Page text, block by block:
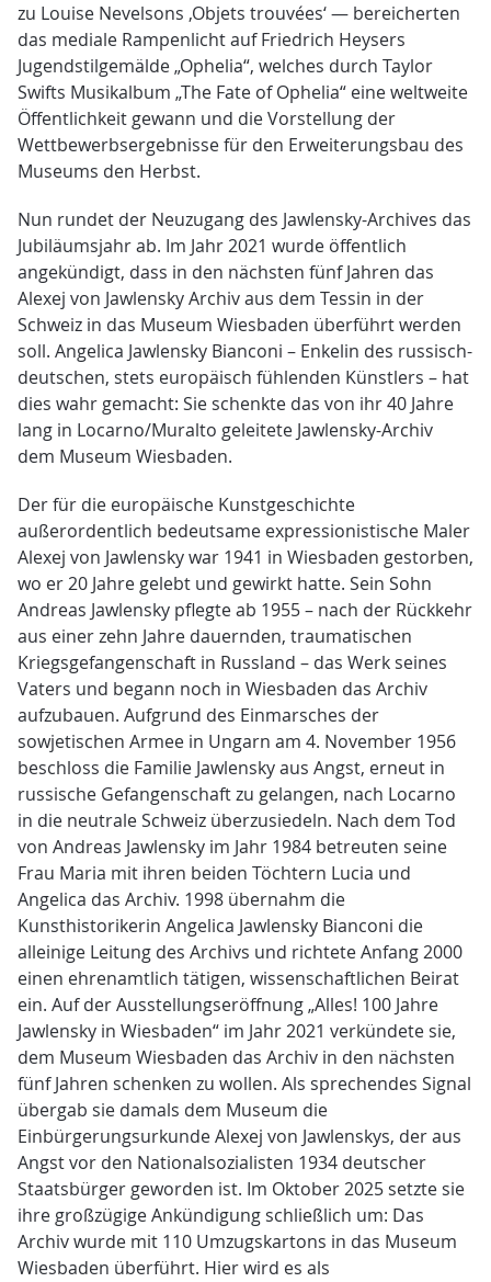
zu Louise Nevelsons ‚Objets trouvées‘ — bereicherten
das mediale Rampenlicht auf Friedrich Heysers
Jugendstilgemälde „Ophelia“, welches durch Taylor
Swifts Musikalbum „The Fate of Ophelia“ eine weltweite
Öffentlichkeit gewann und die Vorstellung der
Wettbewerbsergebnisse für den Erweiterungsbau des
Museums den Herbst.
Nun rundet der Neuzugang des Jawlensky-Archives das
Jubiläumsjahr ab. Im Jahr 2021 wurde öffentlich
angekündigt, dass in den nächsten fünf Jahren das
Alexej von Jawlensky Archiv aus dem Tessin in der
Schweiz in das Museum Wiesbaden überführt werden
soll. Angelica Jawlensky Bianconi – Enkelin des russisch-
deutschen, stets europäisch fühlenden Künstlers – hat
dies wahr gemacht: Sie schenkte das von ihr 40 Jahre
lang in Locarno/Muralto geleitete Jawlensky-Archiv
dem Museum Wiesbaden.
Der für die europäische Kunstgeschichte
außerordentlich bedeutsame expressionistische Maler
Alexej von Jawlensky war 1941 in Wiesbaden gestorben,
wo er 20 Jahre gelebt und gewirkt hatte. Sein Sohn
Andreas Jawlensky pflegte ab 1955 – nach der Rückkehr
aus einer zehn Jahre dauernden, traumatischen
Kriegsgefangenschaft in Russland – das Werk seines
Vaters und begann noch in Wiesbaden das Archiv
aufzubauen. Aufgrund des Einmarsches der
sowjetischen Armee in Ungarn am 4. November 1956
beschloss die Familie Jawlensky aus Angst, erneut in
russische Gefangenschaft zu gelangen, nach Locarno
in die neutrale Schweiz überzusiedeln. Nach dem Tod
von Andreas Jawlensky im Jahr 1984 betreuten seine
Frau Maria mit ihren beiden Töchtern Lucia und
Angelica das Archiv. 1998 übernahm die
Kunsthistorikerin Angelica Jawlensky Bianconi die
alleinige Leitung des Archivs und richtete Anfang 2000
einen ehrenamtlich tätigen, wissenschaftlichen Beirat
ein. Auf der Ausstellungseröffnung „Alles! 100 Jahre
Jawlensky in Wiesbaden“ im Jahr 2021 verkündete sie,
dem Museum Wiesbaden das Archiv in den nächsten
fünf Jahren schenken zu wollen. Als sprechendes Signal
übergab sie damals dem Museum die
Einbürgerungsurkunde Alexej von Jawlenskys, der aus
Angst vor den Nationalsozialisten 1934 deutscher
Staatsbürger geworden ist. Im Oktober 2025 setzte sie
ihre großzügige Ankündigung schließlich um: Das
Archiv wurde mit 110 Umzugskartons in das Museum
Wiesbaden überführt. Hier wird es als